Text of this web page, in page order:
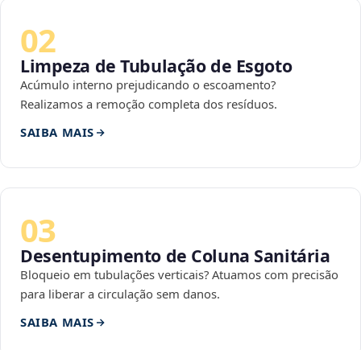
02
Limpeza de Tubulação de Esgoto
Acúmulo interno prejudicando o escoamento?
Realizamos a remoção completa dos resíduos.
SAIBA MAIS
03
Desentupimento de Coluna Sanitária
Bloqueio em tubulações verticais? Atuamos com precisão
para liberar a circulação sem danos.
SAIBA MAIS